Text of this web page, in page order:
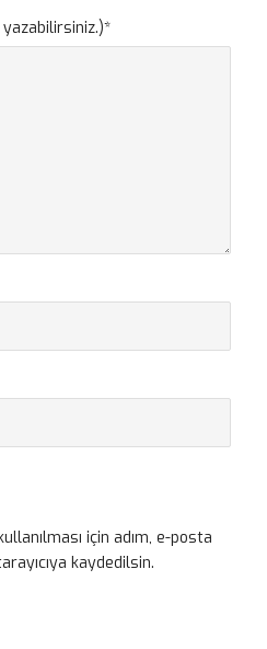
yazabilirsiniz.)*
için adım, e-posta
kaydedilsin.